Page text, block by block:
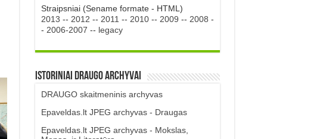
Straipsniai (Sename formate - HTML)
2013 -- 2012 -- 2011 -- 2010-- 2009 -- 2008 -
- 2006-2007 -- legacy
Istoriniai DRAUGO Archyvai
DRAUGO skaitmeninis archyvas
Epaveldas.lt JPEG archyvas - Draugas
Epaveldas.lt JPEG archyvas - Mokslas,